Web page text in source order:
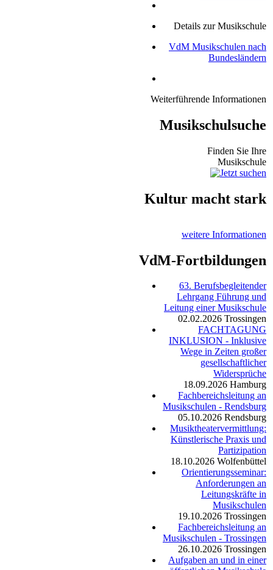
Details zur Musikschule
VdM Musikschulen nach
Bundesländern
Weiterführende Informationen
Musikschulsuche
Finden Sie Ihre
Musikschule
Kultur macht stark
weitere Informationen
VdM-Fortbildungen
63. Berufsbegleitender
Lehrgang Führung und
Leitung einer Musikschule
02.02.2026 Trossingen
FACHTAGUNG
INKLUSION - Inklusive
Wege in Zeiten großer
gesellschaftlicher
Widersprüche
18.09.2026 Hamburg
Fachbereichsleitung an
Musikschulen - Rendsburg
05.10.2026 Rendsburg
Musiktheatervermittlung:
Künstlerische Praxis und
Partizipation
18.10.2026 Wolfenbüttel
Orientierungsseminar:
Anforderungen an
Leitungskräfte in
Musikschulen
19.10.2026 Trossingen
Fachbereichsleitung an
Musikschulen - Trossingen
26.10.2026 Trossingen
Aufgaben an und in einer